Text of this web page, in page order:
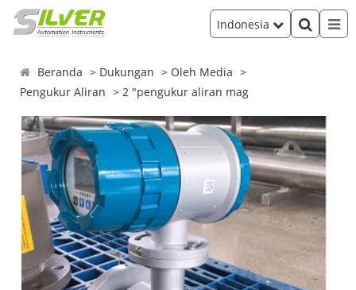
Indonesia
Beranda Dukungan
Oleh Media
Pengukur Aliran
2 "pengukur aliran mag